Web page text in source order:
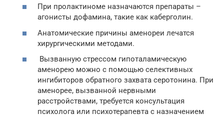
При пролактиноме назначаются препараты –
агонисты дофамина, такие как каберголин.
Анатомические причины аменореи лечатся
хирургическими методами.
Вызванную стрессом гипоталамическую
аменорею можно с помощью селективных
ингибиторов обратного захвата серотонина. При
аменорее, вызванной нервными
расстройствами, требуется консультация
психолога или психотерапевта с назначением